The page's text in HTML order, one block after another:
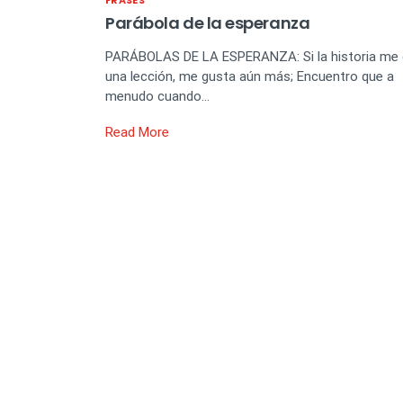
Parábola de la esperanza
PARÁBOLAS DE LA ESPERANZA: Si la historia me
una lección, me gusta aún más; Encuentro que a
menudo cuando…
Read More